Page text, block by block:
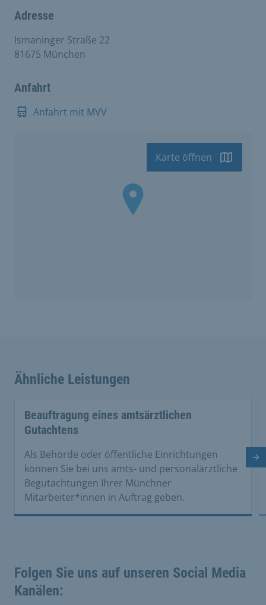
Adresse
Ismaninger Straße 22
81675 München
Anfahrt
Anfahrt mit MVV
Karte öffnen
Ähnliche Leistungen
Beauftragung eines amtsärztlichen
Gutachtens
Als Behörde oder öffentliche Einrichtungen
können Sie bei uns amts- und personalärztliche
Begutachtungen Ihrer Münchner
Mitarbeiter*innen in Auftrag geben.
Folgen Sie uns auf unseren Social Media
Kanälen: